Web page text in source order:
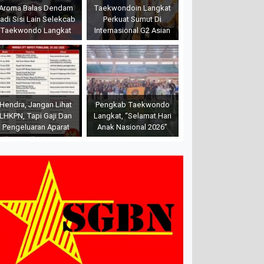
Balas Dendam
Sisi Lain Selekcab
Taekwondo Langkat
Taekwondoin Langkat
Perkuat Sumut Di
Internasional G2 Asian
Hendra, Jangan Lihat
LHKPN, Tapi Gaji Dan
Pengeluaran Aparat
Pengkab Taekwondo
Langkat, “Selamat Hari
Anak Nasional 2026”